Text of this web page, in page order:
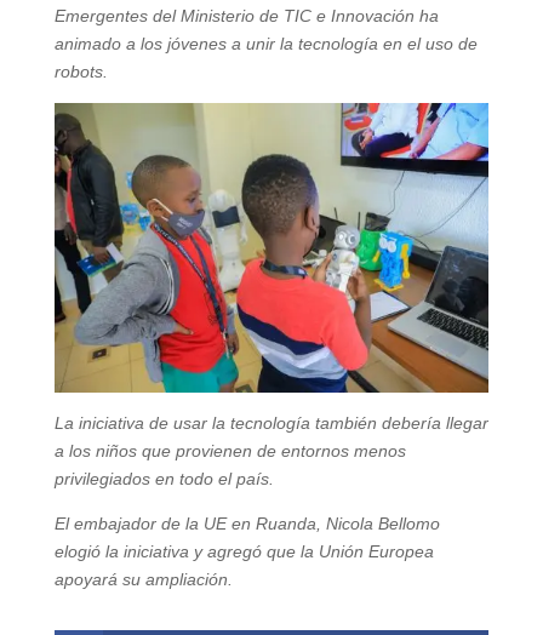
Emergentes del Ministerio de TIC e Innovación ha
animado a los jóvenes a unir la tecnología en el uso de
robots.
La iniciativa de usar la tecnología también debería llegar
a los niños que provienen de entornos menos
privilegiados en todo el país.
El embajador de la UE en Ruanda, Nicola Bellomo
elogió la iniciativa y agregó que la Unión Europea
apoyará su ampliación.